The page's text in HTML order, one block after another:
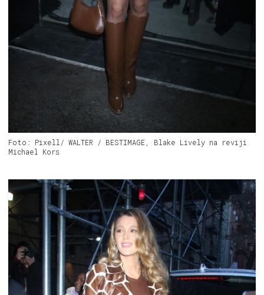
Foto: Pixell/ WALTER / BESTIMAGE, Blake Lively na reviji
Michael Kors